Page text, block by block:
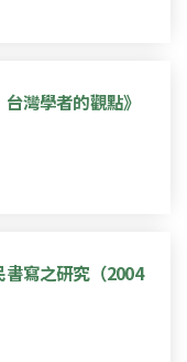
灣學者的觀點》
寫之研究（2004